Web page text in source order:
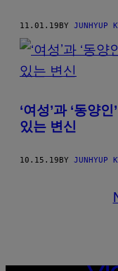
11.01.19BY JUNHYUP
‘여성’과 ‘동양
있는 변신
10.15.19BY JUNHYUP